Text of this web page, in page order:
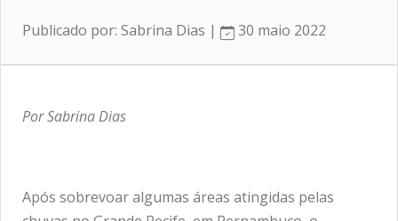
Publicado por: Sabrina Dias | 30 maio 2022
Por Sabrina Dias
Após sobrevoar algumas áreas atingidas pelas